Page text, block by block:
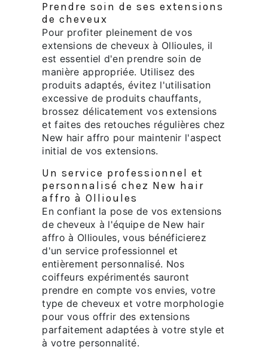
Prendre soin de ses extensions
de cheveux
Pour profiter pleinement de vos
extensions de cheveux à Ollioules, il
est essentiel d'en prendre soin de
manière appropriée. Utilisez des
produits adaptés, évitez l'utilisation
excessive de produits chauffants,
brossez délicatement vos extensions
et faites des retouches régulières chez
New hair affro pour maintenir l'aspect
initial de vos extensions.
Un service professionnel et
personnalisé chez New hair
affro à Ollioules
En confiant la pose de vos extensions
de cheveux à l'équipe de New hair
affro à Ollioules, vous bénéficierez
d'un service professionnel et
entièrement personnalisé. Nos
coiffeurs expérimentés sauront
prendre en compte vos envies, votre
type de cheveux et votre morphologie
pour vous offrir des extensions
parfaitement adaptées à votre style et
à votre personnalité.